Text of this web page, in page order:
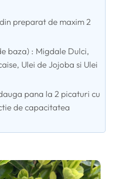
preparat de maxim 2
baza) : Migdale Dulci,
Ulei de Jojoba si Ulei
pana la 2 picaturi cu
de capacitatea